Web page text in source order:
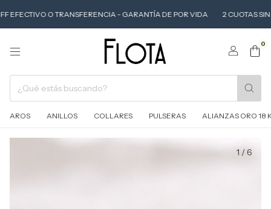
EFECTIVO O TRANSFERENCIA - GARANTÍA DE POR VIDA 2 CUOTAS SIN
0
AROS ANILLOS COLLARES PULSERAS ALIANZAS ORO 18
1 /6